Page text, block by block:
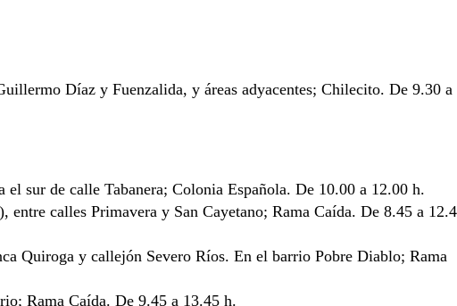
Díaz y Fuenzalida, y áreas adyacentes; Chilecito. De 9.30 a
sur de calle Tabanera; Colonia Española. De 10.00 a 12.00 h.
calles Primavera y San Cayetano; Rama Caída. De 8.45 a
Quiroga y callejón Severo Ríos. En el barrio Pobre Diablo; Rama
Rama Caída. De 9.45 a 13.45 h.